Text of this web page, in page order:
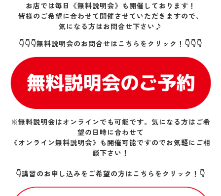
お店では毎日《無料説明会》も開催しております！
皆様のご希望に合わせて開催させていただきますので、
気になる方はお問合せ下さい♪
👇👇👇無料説明会のお問合せはこちらをクリック！👇👇👇
※無料説明会はオンラインでも可能です。気になる方はご希
望の日時に合わせて
《オンライン無料説明会》も開催可能ですのでお気軽にご相
談下さい！
👇講習のお申し込みをご希望の方はこちらをクリック！👇